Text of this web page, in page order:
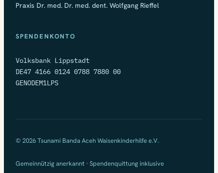
Praxis Dr. med. Dr. med. dent. Wolfgang Rieffel
SPENDENKONTO
Volksbank Lippstadt
DE47 4166 0124 0788 7880 00
GENODEM1LPS
© 2026 Tsunami Banda Aceh Waisenkinderhilfe e.V.
Gemeinnützig anerkannt · Spendenquittung inklusive